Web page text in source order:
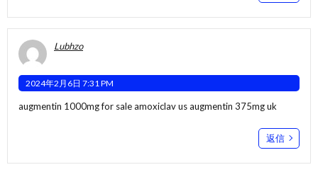
Lubhzo
2024年2月6日 7:31 PM
augmentin 1000mg for saleamoxiclav usaugmentin 375mg uk
返信